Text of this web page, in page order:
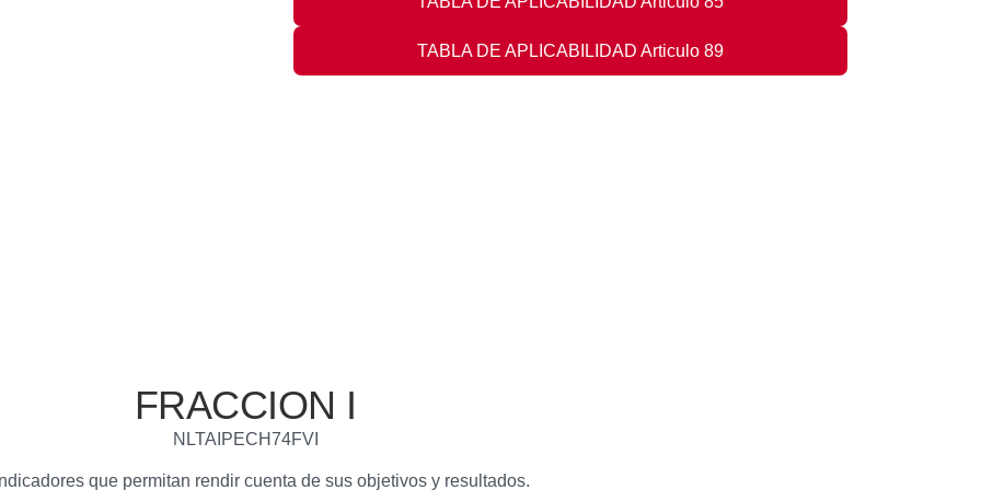
TABLA DE APLICABILIDAD Articulo 89
FRACCION I
NLTAIPECH74FVI
que permitan rendir cuenta de sus objetivos y resultados.